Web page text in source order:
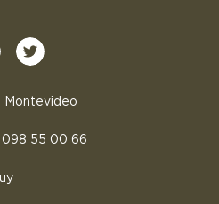
Montevideo
098 55 00 66